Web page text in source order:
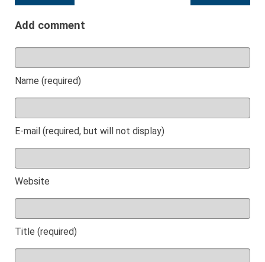
Add comment
Name (required)
E-mail (required, but will not display)
Website
Title (required)